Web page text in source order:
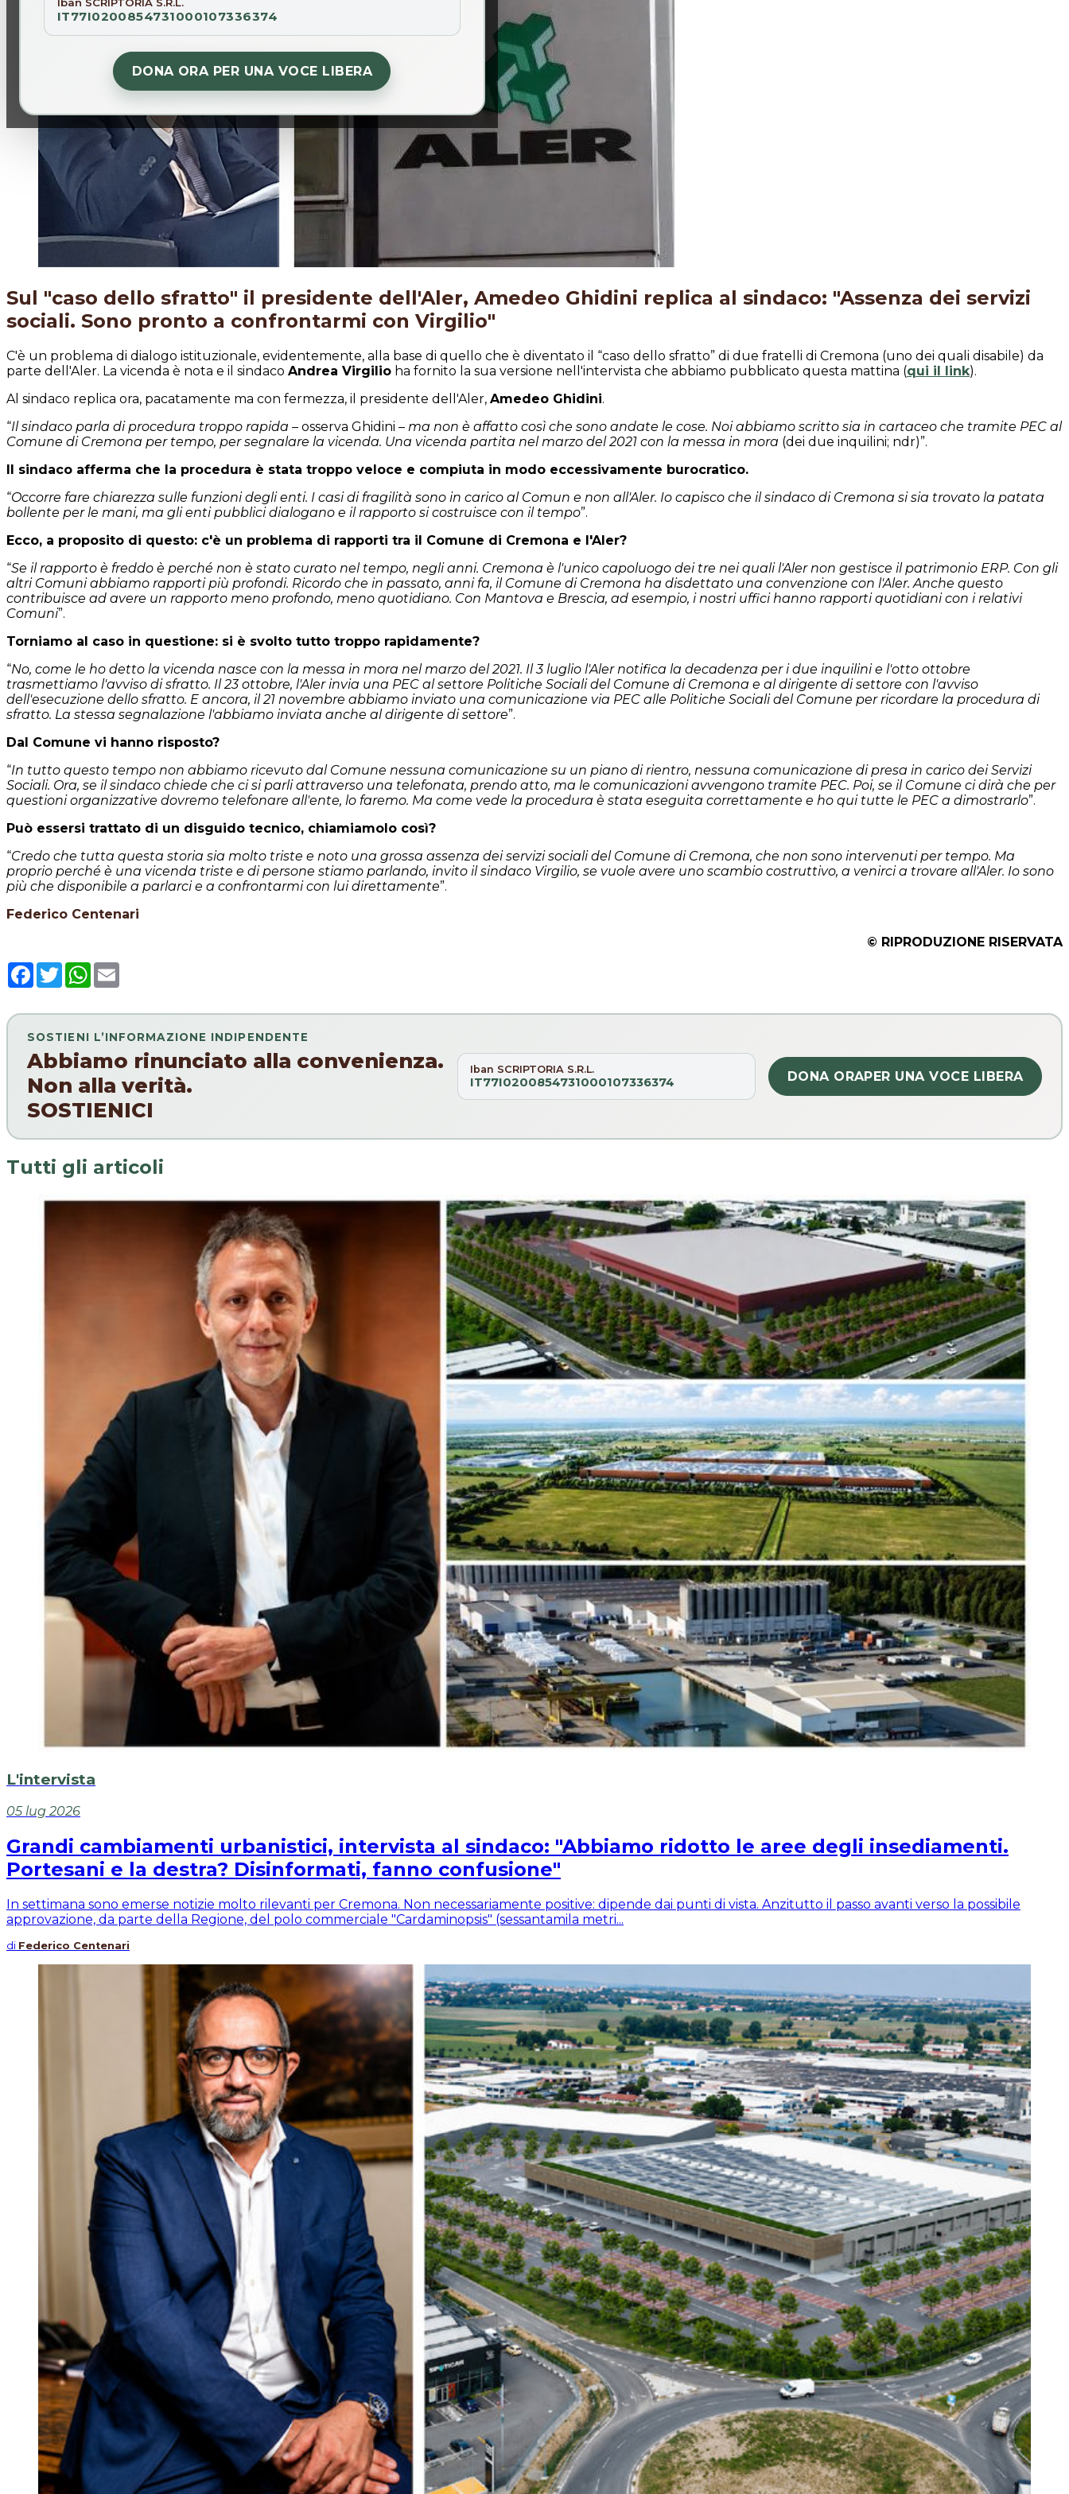
IT77I0200854731000107336374
DONA ORA PER UNA VOCE LIBERA
Sul "caso dello sfratto" il presidente dell'Aler, Amedeo Ghidini replica al sindaco: "Assenza dei servizi
sociali. Sono pronto a confrontarmi con Virgilio"
C'è un problema di dialogo istituzionale, evidentemente, alla base di quello che è diventato il “caso dello sfratto” di due fratelli di Cremona (uno dei quali disabile) da
parte dell'Aler. La vicenda è nota e il sindaco Andrea Virgilio ha fornito la sua versione nell'intervista che abbiamo pubblicato questa mattina (qui il link).
Al sindaco replica ora, pacatamente ma con fermezza, il presidente dell'Aler, Amedeo Ghidini.
“Il sindaco parla di procedura troppo rapida – osserva Ghidini – ma non è affatto così che sono andate le cose. Noi abbiamo scritto sia in cartaceo che tramite PEC al
Comune di Cremona per tempo, per segnalare la vicenda. Una vicenda partita nel marzo del 2021 con la messa in mora (dei due inquilini; ndr)”.
Il sindaco afferma che la procedura è stata troppo veloce e compiuta in modo eccessivamente burocratico.
“Occorre fare chiarezza sulle funzioni degli enti. I casi di fragilità sono in carico al Comun e non all'Aler. Io capisco che il sindaco di Cremona si sia trovato la patata
bollente per le mani, ma gli enti pubblici dialogano e il rapporto si costruisce con il tempo”.
Ecco, a proposito di questo: c'è un problema di rapporti tra il Comune di Cremona e l'Aler?
“Se il rapporto è freddo è perché non è stato curato nel tempo, negli anni. Cremona è l'unico capoluogo dei tre nei quali l'Aler non gestisce il patrimonio ERP. Con gli
altri Comuni abbiamo rapporti più profondi. Ricordo che in passato, anni fa, il Comune di Cremona ha disdettato una convenzione con l'Aler. Anche questo
contribuisce ad avere un rapporto meno profondo, meno quotidiano. Con Mantova e Brescia, ad esempio, i nostri uffici hanno rapporti quotidiani con i relativi
Comuni”.
Torniamo al caso in questione: si è svolto tutto troppo rapidamente?
“No, come le ho detto la vicenda nasce con la messa in mora nel marzo del 2021. Il 3 luglio l'Aler notifica la decadenza per i due inquilini e l'otto ottobre
trasmettiamo l'avviso di sfratto. Il 23 ottobre, l'Aler invia una PEC al settore Politiche Sociali del Comune di Cremona e al dirigente di settore con l'avviso
dell'esecuzione dello sfratto. E ancora, il 21 novembre abbiamo inviato una comunicazione via PEC alle Politiche Sociali del Comune per ricordare la procedura di
sfratto. La stessa segnalazione l'abbiamo inviata anche al dirigente di settore”.
Dal Comune vi hanno risposto?
“In tutto questo tempo non abbiamo ricevuto dal Comune nessuna comunicazione su un piano di rientro, nessuna comunicazione di presa in carico dei Servizi
Sociali. Ora, se il sindaco chiede che ci si parli attraverso una telefonata, prendo atto, ma le comunicazioni avvengono tramite PEC. Poi, se il Comune ci dirà che per
questioni organizzative dovremo telefonare all'ente, lo faremo. Ma come vede la procedura è stata eseguita correttamente e ho qui tutte le PEC a dimostrarlo”.
Può essersi trattato di un disguido tecnico, chiamiamolo così?
“Credo che tutta questa storia sia molto triste e noto una grossa assenza dei servizi sociali del Comune di Cremona, che non sono intervenuti per tempo. Ma
proprio perché è una vicenda triste e di persone stiamo parlando, invito il sindaco Virgilio, se vuole avere uno scambio costruttivo, a venirci a trovare all'Aler. Io sono
più che disponibile a parlarci e a confrontarmi con lui direttamente”.
Federico Centenari
© RIPRODUZIONE RISERVATA
Facebook
TwitterWhatsApp
SOSTIENI L’INFORMAZIONE INDIPENDENTE
Abbiamo rinunciato alla convenienza.
Non alla verità.
SOSTIENICI
Iban SCRIPTORIA S.R.L.
IT77I0200854731000107336374 DONA ORAPER UNA VOCE LIBERA
Tutti gli articoli
L'intervista
05 lug 2026
Grandi cambiamenti urbanistici, intervista al sindaco: "Abbiamo ridotto le aree degli insediamenti.
Portesani e la destra? Disinformati, fanno confusione"
In settimana sono emerse notizie molto rilevanti per Cremona. Non necessariamente positive: dipende dai punti di vista. Anzitutto il passo avanti verso la possibile
approvazione, da parte della Regione, del polo commerciale "Cardaminopsis" (sessantamila metri...
di Federico Centenari